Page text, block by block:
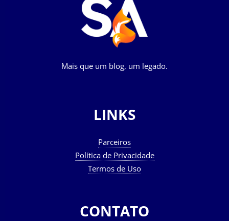
Mais que um blog, um legado.
LINKS
Parceiros
Política de Privacidade
Termos de Uso
CONTATO